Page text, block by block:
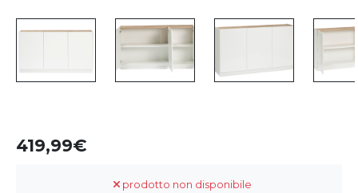
419,99
prodotto non disponibile